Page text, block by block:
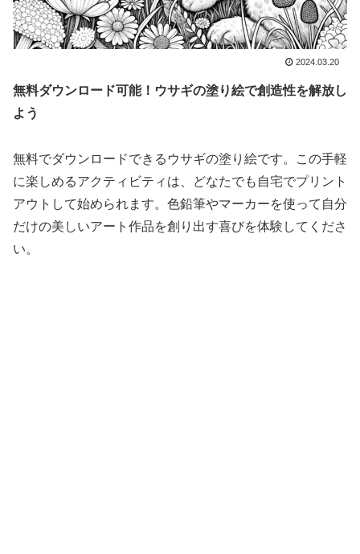
2024.03.20
無料ダウンロード可能！ウサギの塗り絵で創造性を解放し
よう
無料でダウンロードできるウサギの塗り絵です。この手軽
に楽しめるアクティビティは、どなたでも自宅でプリント
アウトして始められます。色鉛筆やマーカーを使って自分
だけの美しいアート作品を創り出す喜びを体験してくださ
い。